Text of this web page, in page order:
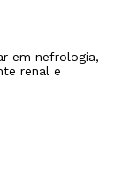
em nefrologia,
renal e